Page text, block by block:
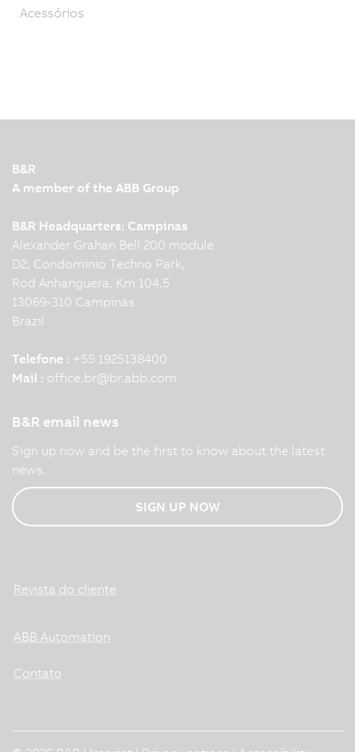
Acessórios
B&R
A member of the ABB Group
B&R Headquarters: Campinas
Alexander Grahan Bell 200 module
D2, Condominio Techno Park,
Rod Anhanguera, Km 104,5
13069-310 Campinas
Brazil
Telefone : +55 1925138400
Mail : office.br@br.abb.com
B&R email news
Sign up now and be the first to know about the latest
news.
SIGN UP NOW
Revista do cliente
ABB Automation
Contato